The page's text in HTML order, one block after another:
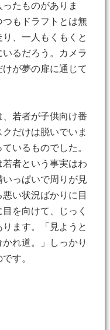
たものがありま
もドラフトとは無
、一人もくもくと
るだろう。カメラ
が夢の扉に通じて
若者が子供向け番
だけは脱いでいま
いるものでした。
者という事実はわ
っぱいで周りが見
い状況ばかりに目
を向けて、じっく
ます。「見ようと
れ道。」しっかり
す。